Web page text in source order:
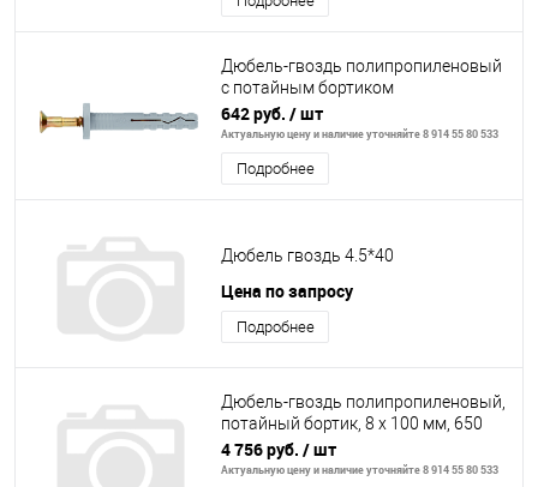
Дюбель-гвоздь полипропиленовый
с потайным бортиком
8х80мм,100шт// СИБРТЕХ
642 руб. / шт
Актуальную цену и наличие уточняйте 8 914 55 80 533
Подробнее
Дюбель гвоздь 4.5*40
Цена по запросу
Подробнее
Дюбель-гвоздь полипропиленовый,
потайный бортик, 8 x 100 мм, 650
шт, ЗУБР
4 756 руб. / шт
Актуальную цену и наличие уточняйте 8 914 55 80 533